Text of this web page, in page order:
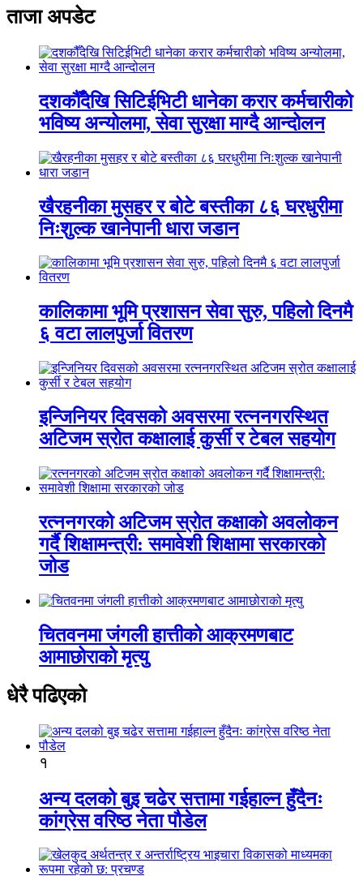
ताजा अपडेट
दशकौँदेखि सिटिईभिटी धानेका करार कर्मचारीको
भविष्य अन्योलमा, सेवा सुरक्षा माग्दै आन्दोलन
खैरहनीका मुसहर र बोटे बस्तीका ८६ घरधुरीमा
निःशुल्क खानेपानी धारा जडान
कालिकामा भूमि प्रशासन सेवा सुरु, पहिलो दिनमै
६ वटा लालपुर्जा वितरण
इन्जिनियर दिवसको अवसरमा रत्ननगरस्थित
अटिजम स्रोत कक्षालाई कुर्सी र टेबल सहयोग
रत्ननगरको अटिजम स्रोत कक्षाको अवलोकन
गर्दै शिक्षामन्त्री: समावेशी शिक्षामा सरकारको
जोड
चितवनमा जंगली हात्तीको आक्रमणबाट
आमाछोराको मृत्यु
धेरै पढिएको
१
अन्य दलको बुइ चढेर सत्तामा गईहाल्न हुँदैनः
कांग्रेस वरिष्ठ नेता पौडेल